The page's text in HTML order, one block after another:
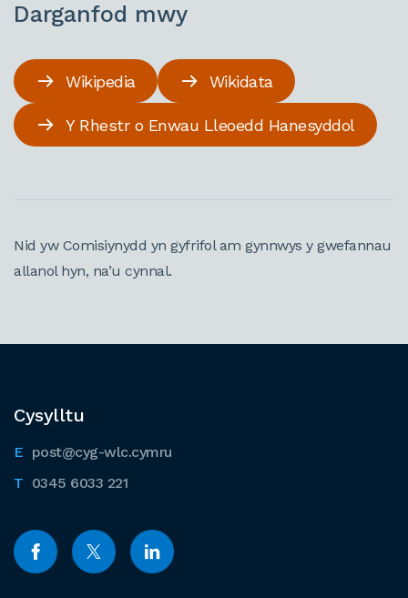
Darganfod mwy
Wikipedia Wikidata
Y Rhestr o Enwau Lleoedd Hanesyddol
Nid yw Comisiynydd yn gyfrifol am gynnwys y gwefannau
allanol hyn, na’u cynnal.
Cysylltu
post@cyg-wlc.cymru
0345 6033 221